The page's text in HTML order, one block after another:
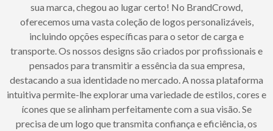
sua marca, chegou ao lugar certo! No BrandCrowd,
oferecemos uma vasta coleção de logos personalizáveis,
incluindo opções específicas para o setor de carga e
transporte. Os nossos designs são criados por profissionais e
pensados para transmitir a essência da sua empresa,
destacando a sua identidade no mercado. A nossa plataforma
intuitiva permite-lhe explorar uma variedade de estilos, cores e
ícones que se alinham perfeitamente com a sua visão. Se
precisa de um logo que transmita confiança e eficiência, os